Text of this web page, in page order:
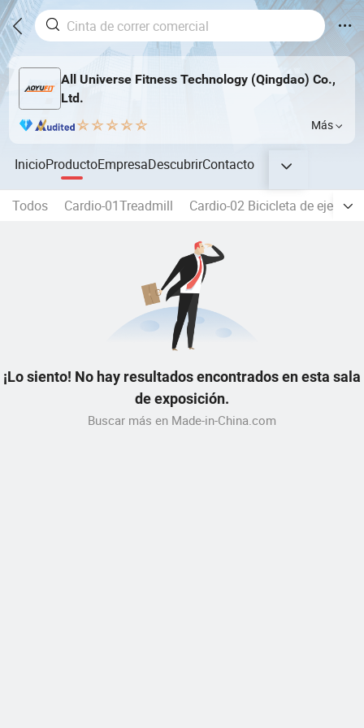
All Universe Fitness Technology (Qingdao) Co.,
Ltd.
Más
InicioProductoEmpresaDescubrirContacto
Todos Cardio-01Treadmill Cardio-02 Bicicleta de ejercicio
¡Lo siento! No hay resultados encontrados en esta sala
de exposición.
Buscar más en Made-in-China.com